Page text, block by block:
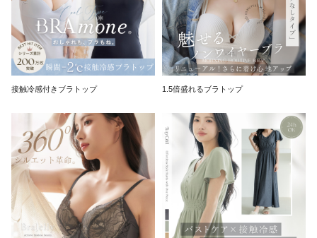
接触冷感付きブラトップ 1.5倍盛れるブラトップ